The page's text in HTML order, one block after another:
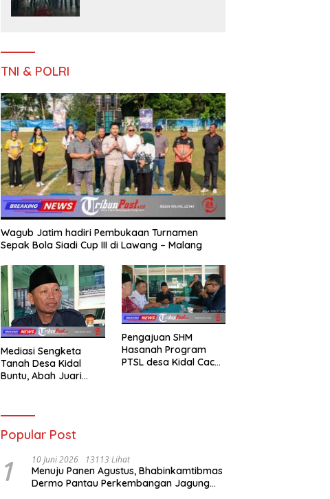
TNI & POLRI
Wagub Jatim hadiri Pembukaan Turnamen
Sepak Bola Siadi Cup III di Lawang – Malang
Mediasi Sengketa
Tanah Desa Kidal
Buntu, Abah Juari
Jadikan Kesalahan
Membatalkan Hak
Pengajuan SHM
Hasanah Program
PTSL desa Kidal Cacat
Popular Post
1 10 Juni 2026 13113 Lihat
Menuju Panen Agustus, Bhabinkamtibmas
Dermo Pantau Perkembangan Jagung